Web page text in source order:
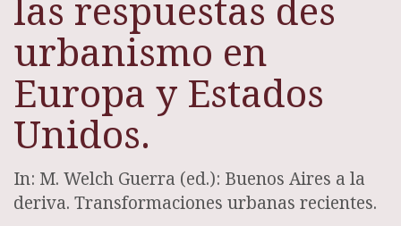
las respuestas des
urbanismo en
Europa y Estados
Unidos.
In: M. Welch Guerra (ed.): Buenos Aires a la
deriva. Transformaciones urbanas recientes.